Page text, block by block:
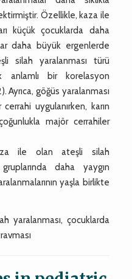
Özellikle, kaza ile
küçük çocuklarda daha
daha büyük ergenlerde
silah yaralanması türü
anlamlı bir korelasyon
göğüs yaralanması
uygulanırken, karın
majör cerrahiler
ile olan ateşli silah
daha yaygın
yaşla birlikte
yaralanması, çocuklarda